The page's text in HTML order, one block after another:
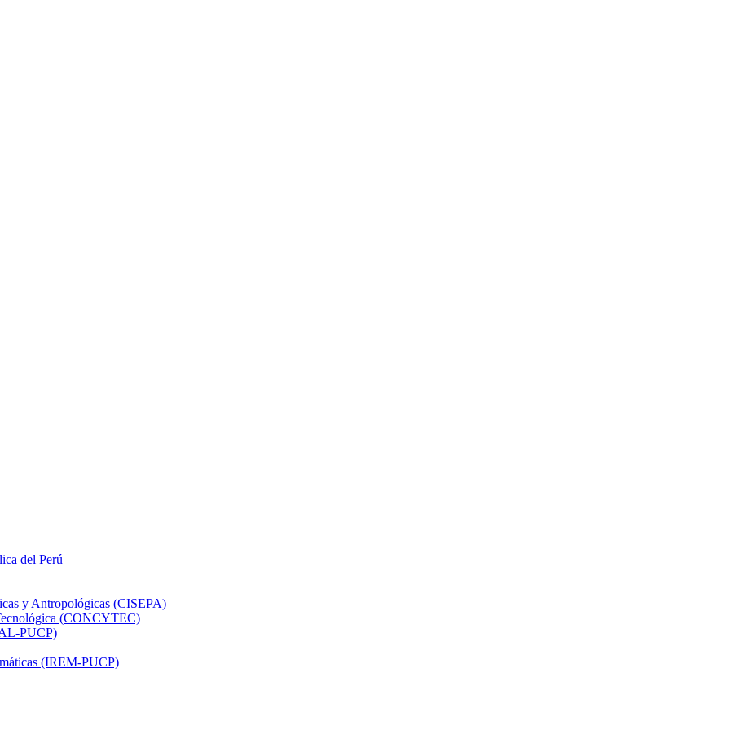
del Perú
y Antropológicas (CISEPA)
(CONCYTEC)
PUCP)
(IREM-PUCP)